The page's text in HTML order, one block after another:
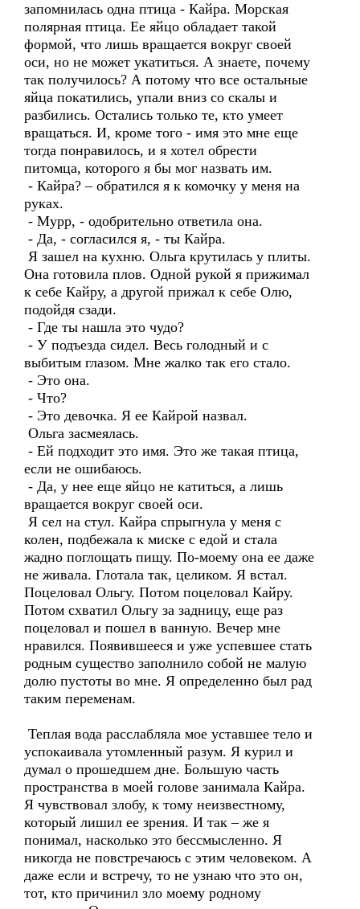
запомнилась одна птица - Кайра. Морская
полярная птица. Ее яйцо обладает такой
формой, что лишь вращается вокруг своей
оси, но не может укатиться. А знаете, почему
так получилось? А потому что все остальные
яйца покатились, упали вниз со скалы и
разбились. Остались только те, кто умеет
вращаться. И, кроме того - имя это мне еще
тогда понравилось, и я хотел обрести
питомца, которого я бы мог назвать им.
- Кайра? – обратился я к комочку у меня на
руках.
- Мурр, - одобрительно ответила она.
- Да, - согласился я, - ты Кайра.
Я зашел на кухню. Ольга крутилась у плиты.
Она готовила плов. Одной рукой я прижимал
к себе Кайру, а другой прижал к себе Олю,
подойдя сзади.
- Где ты нашла это чудо?
- У подъезда сидел. Весь голодный и с
выбитым глазом. Мне жалко так его стало.
- Это она.
- Что?
- Это девочка. Я ее Кайрой назвал.
Ольга засмеялась.
- Ей подходит это имя. Это же такая птица,
если не ошибаюсь.
- Да, у нее еще яйцо не катиться, а лишь
вращается вокруг своей оси.
Я сел на стул. Кайра спрыгнула у меня с
колен, подбежала к миске с едой и стала
жадно поглощать пищу. По-моему она ее даже
не живала. Глотала так, целиком. Я встал.
Поцеловал Ольгу. Потом поцеловал Кайру.
Потом схватил Ольгу за задницу, еще раз
поцеловал и пошел в ванную. Вечер мне
нравился. Появившееся и уже успевшее стать
родным существо заполнило собой не малую
долю пустоты во мне. Я определенно был рад
таким переменам.
Теплая вода расслабляла мое уставшее тело и
успокаивала утомленный разум. Я курил и
думал о прошедшем дне. Большую часть
пространства в моей голове занимала Кайра.
Я чувствовал злобу, к тому неизвестному,
который лишил ее зрения. И так – же я
понимал, насколько это бессмысленно. Я
никогда не повстречаюсь с этим человеком. А
даже если и встречу, то не узнаю что это он,
тот, кто причинил зло моему родному